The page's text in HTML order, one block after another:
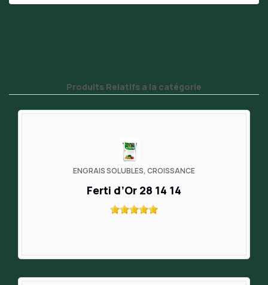
Produits Relatifs a la catégorie
ENGRAIS SOLUBLES, CROISSANCE
Ferti d’Or 28 14 14